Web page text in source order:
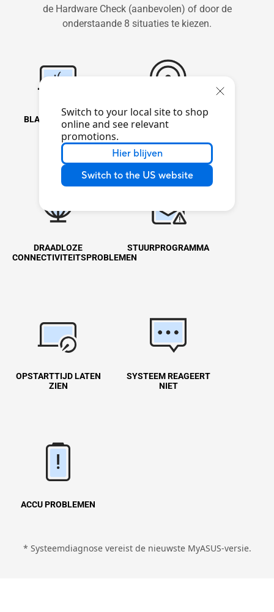
Switch to your local site to shop
online and see relevant
promotions.
Hier blijven
Switch to the US website
de Hardware Check (aanbevolen) of door de
onderstaande 8 situaties te kiezen.
BLAUWESCHERM
FOUT
LANGZAAM SYSTEEM
DRAADLOZE
CONNECTIVITEITSPROBLEMEN
STUURPROGRAMMA
OPSTARTTIJD LATEN
ZIEN
SYSTEEM REAGEERT
NIET
ACCU PROBLEMEN
* Systeemdiagnose vereist de nieuwste MyASUS-versie.